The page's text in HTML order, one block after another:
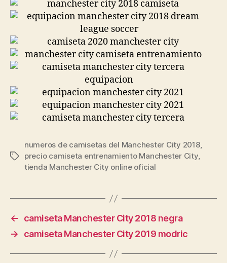
Etiquetas
numeros de camisetas del Manchester City 2018,
precio camiseta entrenamiento Manchester City,
tienda Manchester City online oficial
←
camiseta Manchester City 2018 negra
→
camiseta Manchester City 2019 modric